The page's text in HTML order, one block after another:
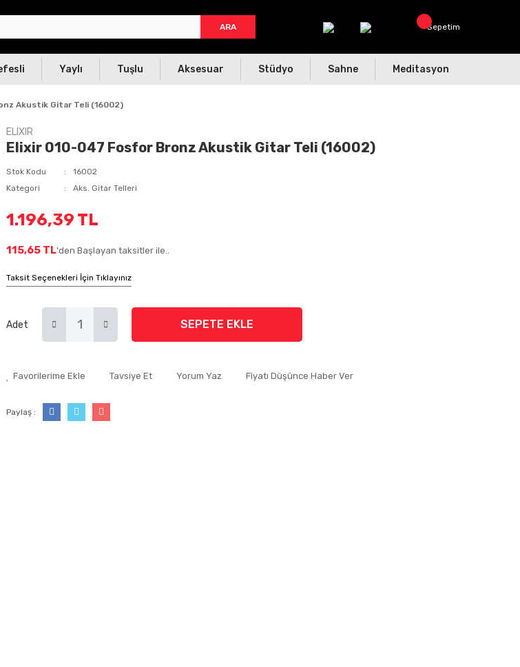
ARA Sepetim
Yaylı Tuşlu Aksesuar Stüdyo Sahne Meditasyon
Akustik Gitar Teli (16002)
ELIXIR
Elixir 010-047 Fosfor Bronz Akustik Gitar Teli (16002)
Stok Kodu
16002
Kategori
Aks. Gitar Telleri
1.196,39 TL
115,65 TL'den Başlayan taksitler ile..
Taksit Seçenekleri İçin Tıklayınız
Adet SEPETE EKLE
Tavsiye Et Yorum Yaz Fiyatı Düşünce Haber Ver
Paylaş :